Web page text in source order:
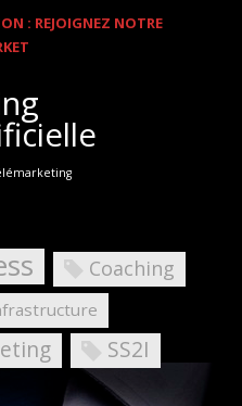
: REJOIGNEZ NOTRE
Coaching
SS2I